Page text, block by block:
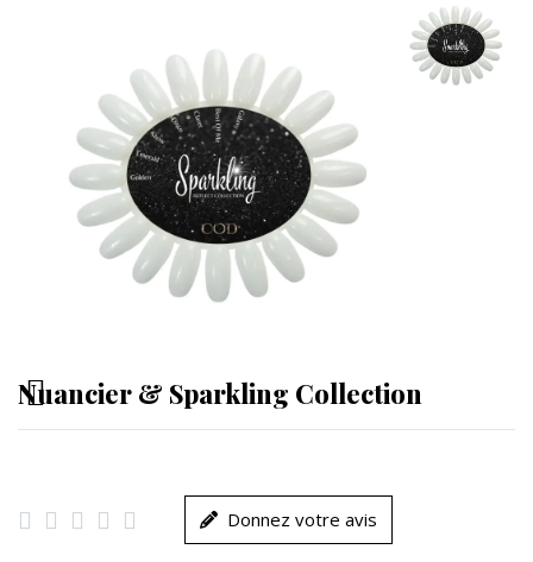
Nuancier & Sparkling Collection
     Donnez votre avis